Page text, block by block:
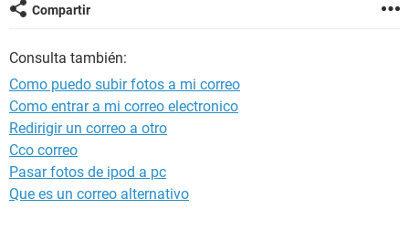
Compartir
Consulta también:
Como puedo subir fotos a mi correo
Como entrar a mi correo electronico
Redirigir un correo a otro
Cco correo
Pasar fotos de ipod a pc
Que es un correo alternativo